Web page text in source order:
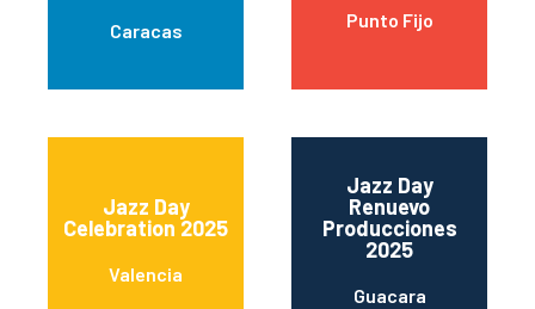
Caracas Punto Fijo
Jazz Day
Celebration 2025
Valencia
Jazz Day
Renuevo
Producciones
2025
Guacara